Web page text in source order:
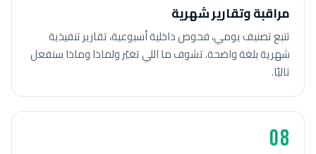
مراقبة وتقارير شهرية
تتبع تصنيف يومي، فحوص داخلية أسبوعية، تقارير تنفيذية
شهرية بلغة واضحة. تشوف ما اللي تغيّر ولماذا وماذا سنفعل
تاليًا.
08